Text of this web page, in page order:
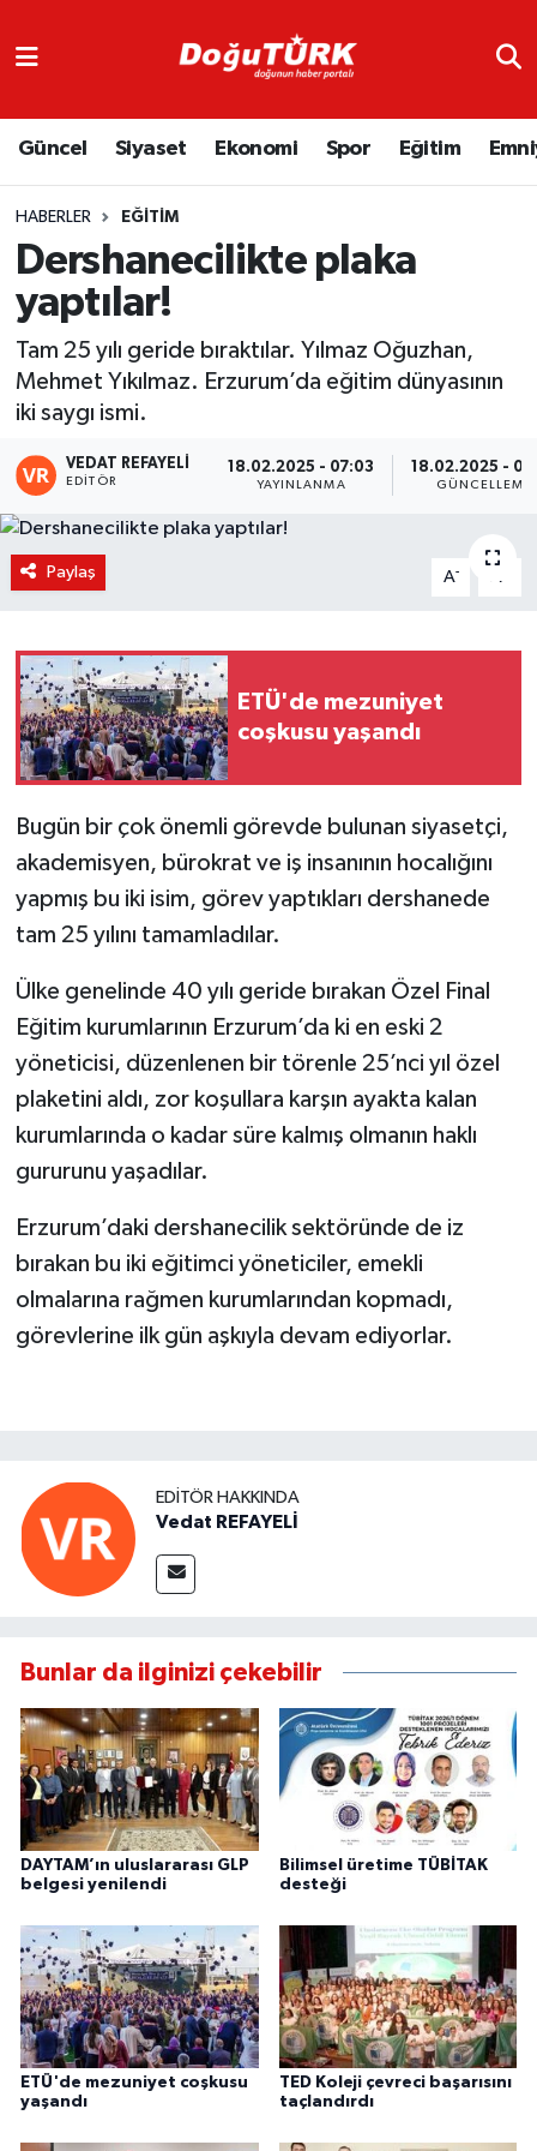
Güncel Siyaset Ekonomi Spor Eğitim
HABERLER EĞITIM
Dershanecilikte plaka
yaptılar!
Tam 25 yılı geride bıraktılar. Yılmaz Oğuzhan,
Mehmet Yıkılmaz. Erzurum’da eğitim dünyasının
iki saygı ismi.
VEDAT REFAYELİ
EDITÖR
18.02.2025 - 07:03
YAYINLANMA
18.02.2025 -
GÜNCELLEME
Paylaş A- A
ETÜ'de mezuniyet
coşkusu yaşandı
Bugün bir çok önemli görevde bulunan siyasetçi,
akademisyen, bürokrat ve iş insanının hocalığını
yapmış bu iki isim, görev yaptıkları dershanede
tam 25 yılını tamamladılar.
Ülke genelinde 40 yılı geride bırakan Özel Final
Eğitim kurumlarının Erzurum’da ki en eski 2
yöneticisi, düzenlenen bir törenle 25’nci yıl özel
plaketini aldı, zor koşullara karşın ayakta kalan
kurumlarında o kadar süre kalmış olmanın haklı
gururunu yaşadılar.
Erzurum’daki dershanecilik sektöründe de iz
bırakan bu iki eğitimci yöneticiler, emekli
olmalarına rağmen kurumlarından kopmadı,
görevlerine ilk gün aşkıyla devam ediyorlar.
EDITÖR HAKKINDA
Vedat REFAYELİ
Bunlar da ilginizi çekebilir
DAYTAM’ın uluslararası GLP
belgesi yenilendi
Bilimsel üretime TÜBİTAK
desteği
ETÜ'de mezuniyet coşkusu
yaşandı
TED Koleji çevreci başarısını
taçlandırdı
Asayiş
Bölge
Eğitim
GENEL
Güncel
KÜLTÜR-SANAT
Medya
Politika
Sağlık
Siyaset
Spor
Türkiye
Yaşam
YEREL
Trafik Durumu
Süper Lig Puan Durumu ve Fikstür
Tüm Manşetler